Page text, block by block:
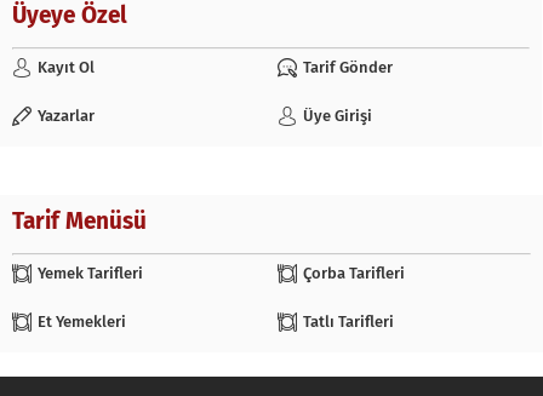
Üyeye Özel
Kayıt Ol Tarif Gönder
Yazarlar Üye Girişi
Tarif Menüsü
Yemek Tarifleri Çorba Tarifleri
Et Yemekleri Tatlı Tarifleri